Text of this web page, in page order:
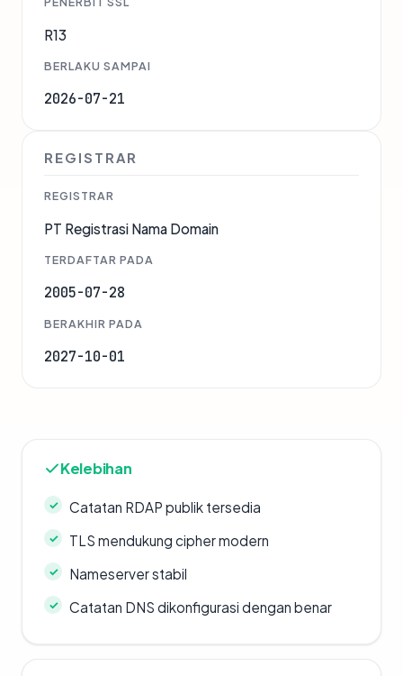
R13
BERLAKU SAMPAI
2026-07-21
REGISTRAR
REGISTRAR
PT Registrasi Nama Domain
TERDAFTAR PADA
2005-07-28
BERAKHIR PADA
2027-10-01
Kelebihan
Catatan RDAP publik tersedia
TLS mendukung cipher modern
Nameserver stabil
Catatan DNS dikonfigurasi dengan benar